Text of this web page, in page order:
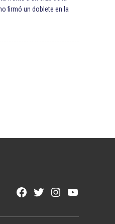
firmó un doblete en la
Facebook
TwitterInstagram
YouTube